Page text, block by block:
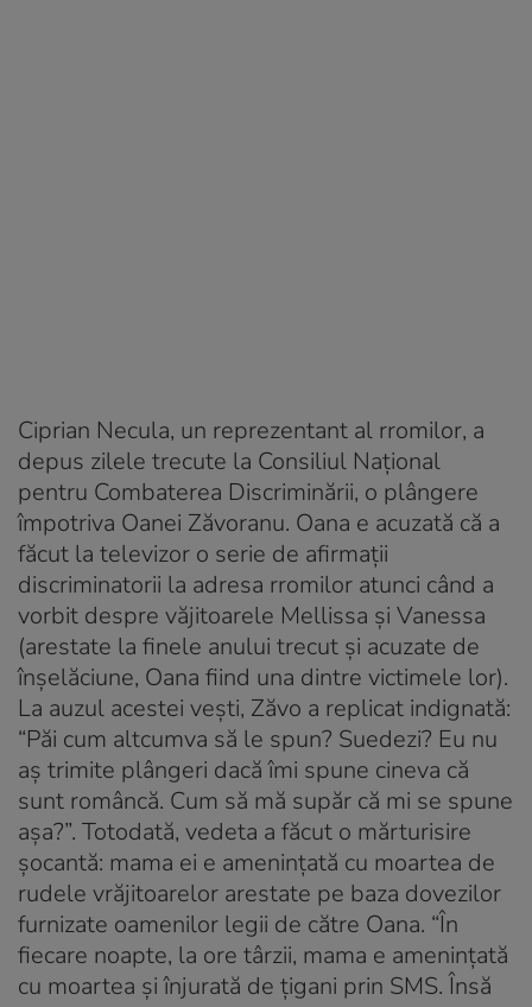
Ciprian Necula, un reprezentant al rromilor, a
depus zilele trecute la Consiliul Naţional
pentru Combaterea Discriminării, o plângere
împotriva Oanei Zăvoranu. Oana e acuzată că a
făcut la televizor o serie de afirmaţii
discriminatorii la adresa rromilor atunci când a
vorbit despre văjitoarele Mellissa şi Vanessa
(arestate la finele anului trecut şi acuzate de
înşelăciune, Oana fiind una dintre victimele lor).
La auzul acestei veşti, Zăvo a replicat indignată:
“Păi cum altcumva să le spun? Suedezi? Eu nu
aş trimite plângeri dacă îmi spune cineva că
sunt româncă. Cum să mă supăr că mi se spune
aşa?”. Totodată, vedeta a făcut o mărturisire
şocantă: mama ei e ameninţată cu moartea de
rudele vrăjitoarelor arestate pe baza dovezilor
furnizate oamenilor legii de către Oana. “În
fiecare noapte, la ore târzii, mama e ameninţată
cu moartea şi înjurată de ţigani prin SMS. Însă